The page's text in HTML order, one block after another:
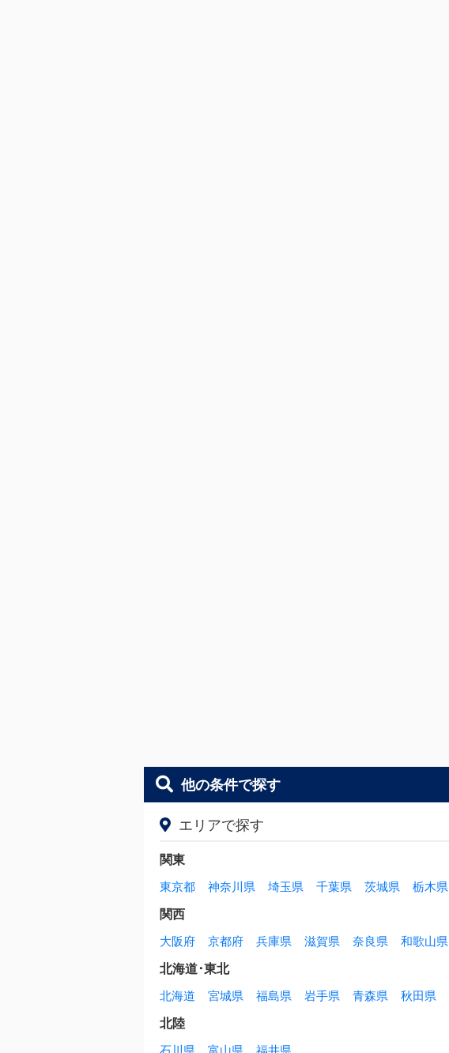
他の条件で探す
エリアで探す
関東
東京都 神奈川県 埼玉県 千葉県 茨城県 栃木県
関西
大阪府 京都府 兵庫県 滋賀県 奈良県 和歌山県
北海道･東北
北海道 宮城県 福島県 岩手県 青森県 秋田県
北陸